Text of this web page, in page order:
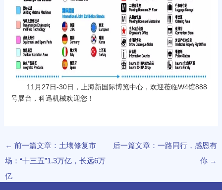
11月27日-30日，上海新国际博览中心，欢迎莅临W4馆888
号展台，科迅机械欢迎您！
← 前一篇文章：土壤修复市
场：“十三五”1.3万亿，长远6万
亿
后一篇文章：一路同行，感恩有
你 →